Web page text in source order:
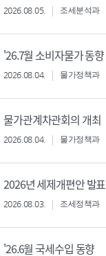
2026.08.05. 조세분석과
'26.7월 소비자물가 동향
2026.08.04. 물가정책과
물가관계차관회의 개최
2026.08.04. 물가정책과
2026년 세제개편안 발표
2026.08.03. 조세정책과
'26.6월 국세수입 동향